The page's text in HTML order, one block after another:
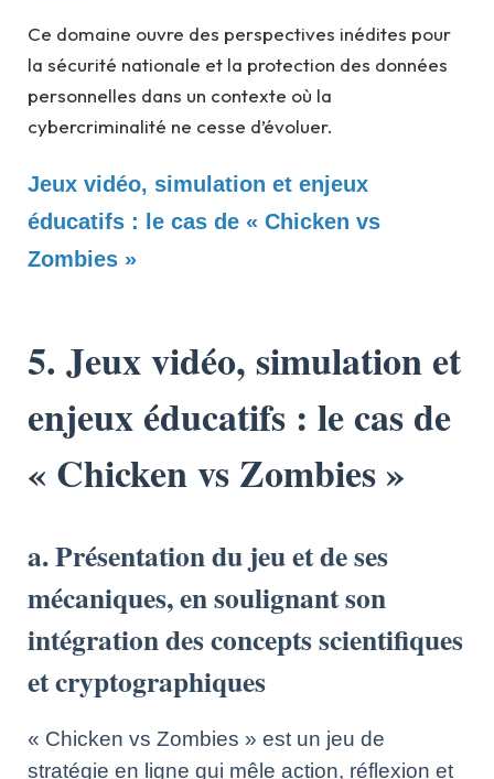
Ce domaine ouvre des perspectives inédites pour
la sécurité nationale et la protection des données
personnelles dans un contexte où la
cybercriminalité ne cesse d’évoluer.
Jeux vidéo, simulation et enjeux
éducatifs : le cas de « Chicken vs
Zombies »
5. Jeux vidéo, simulation et
enjeux éducatifs : le cas de
« Chicken vs Zombies »
a. Présentation du jeu et de ses
mécaniques, en soulignant son
intégration des concepts scientifiques
et cryptographiques
« Chicken vs Zombies » est un jeu de
stratégie en ligne qui mêle action, réflexion et